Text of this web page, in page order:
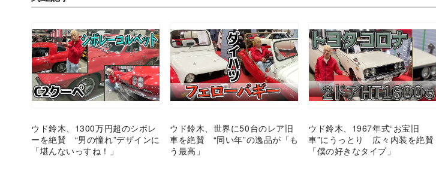
ウド鈴木、1300万円超のシボレ
ーを絶賛 “男の憧れ”デザインに
「堪んないっすね！」
ウド鈴木、世界に50台のレア旧
車を絶賛 “同い年”の逸品が「も
う最高」
ウド鈴木、1967年式“お宝旧
車”にうっとり 広々内装を絶賛
「僕の好きなタイプ」